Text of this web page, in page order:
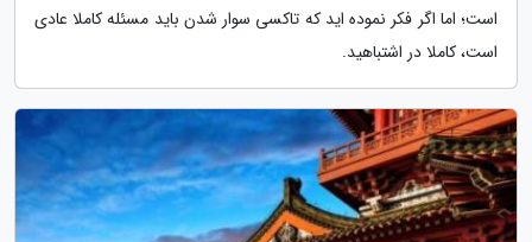
است؛ اما اگر فکر نموده اید که تاکسی سوار شدن باید مسئله کاملا عادی
است، کاملا در اشتباهید.